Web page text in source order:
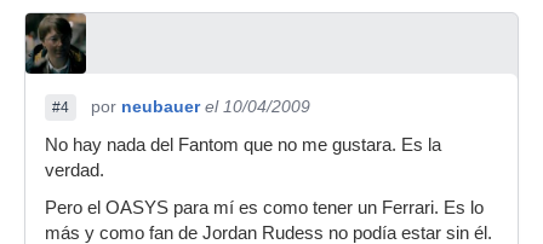
#4 por neubauer el 10/04/2009
No hay nada del Fantom que no me gustara. Es la
verdad.
Pero el OASYS para mí es como tener un Ferrari. Es lo
más y como fan de Jordan Rudess no podía estar sin él.